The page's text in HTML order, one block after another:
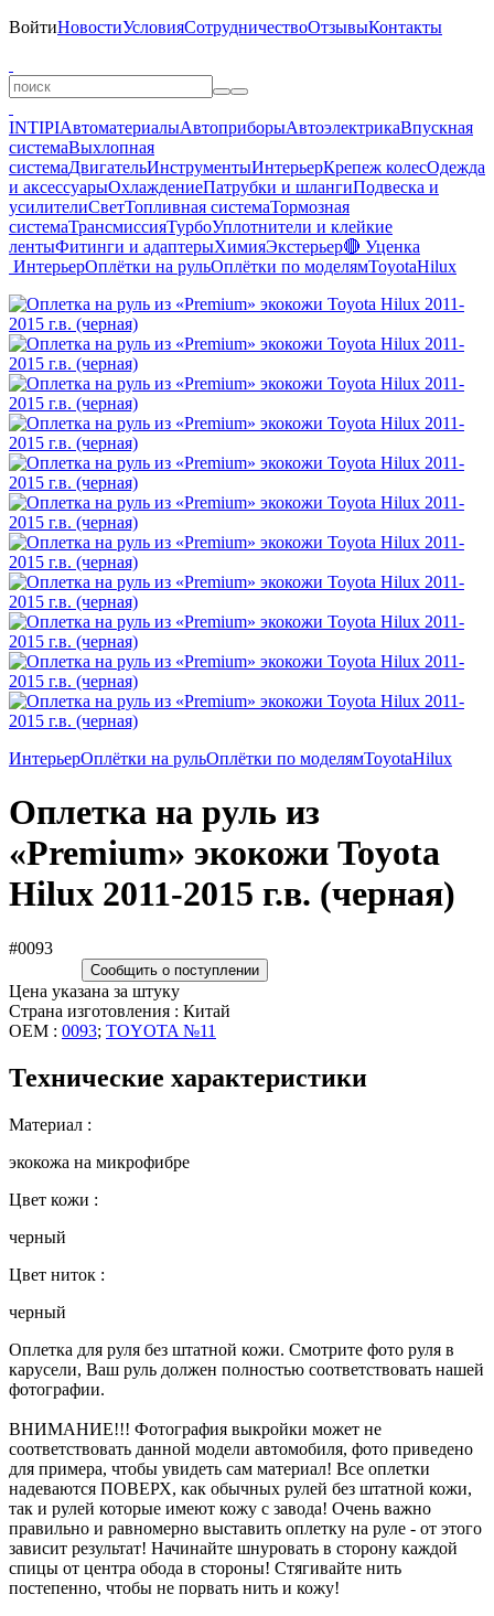
ВойтиНовостиУсловияСотрудничествоОтзывыКонтакты
INTIPIАвтоматериалыАвтоприборыАвтоэлектрикаВпускная
системаВыхлопная
системаДвигательИнструментыИнтерьерКрепеж колесОдежда
и аксессуарыОхлаждениеПатрубки и шлангиПодвеска и
усилителиСветТопливная системаТормозная
системаТрансмиссияТурбоУплотнители и клейкие
лентыФитинги и адаптерыХимияЭкстерьер🔴 Уценка
ИнтерьерОплётки на рульОплётки по моделямToyotaHilux
ИнтерьерОплётки на рульОплётки по моделямToyotaHilux
Оплетка на руль из
«Premium» экокожи Toyota
Hilux 2011-2015 г.в. (черная)
#0093
Сообщить о поступлении
Цена указана за штуку
Страна изготовления : Китай
OEM : 0093; TOYOTA №11
Технические характеристики
Материал :
экокожа на микрофибре
Цвет кожи :
черный
Цвет ниток :
черный
Оплетка для руля без штатной кожи. Смотрите фото руля в
карусели, Ваш руль должен полностью соответствовать нашей
фотографии.
ВНИМАНИЕ!!! Фотография выкройки может не
соответствовать данной модели автомобиля, фото приведено
для примера, чтобы увидеть сам материал! Все оплетки
надеваются ПОВЕРХ, как обычных рулей без штатной кожи,
так и рулей которые имеют кожу с завода! Очень важно
правильно и равномерно выставить оплетку на руле - от этого
зависит результат! Начинайте шнуровать в сторону каждой
спицы от центра обода в стороны! Стягивайте нить
постепенно, чтобы не порвать нить и кожу!